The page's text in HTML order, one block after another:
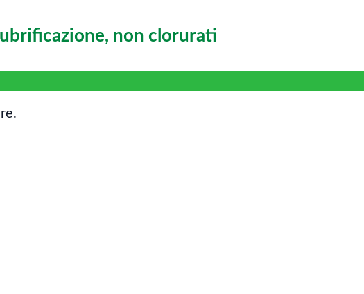
non clorurati